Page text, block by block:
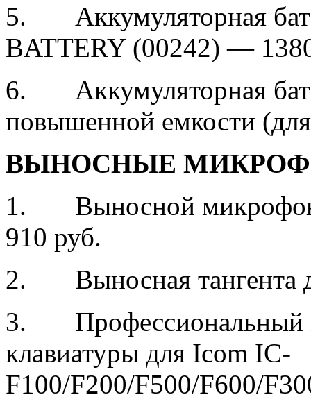
5. Аккумуляторная
BATTERY (00242) —
6. Аккумуляторная
повышенной емкости
ВЫНОСНЫЕ
1. Выносной микрофон
910 руб.
2. Выносная тангента
3. Профессиональный
клавиатуры для Icom IC-
F100/F200/F500/F600/